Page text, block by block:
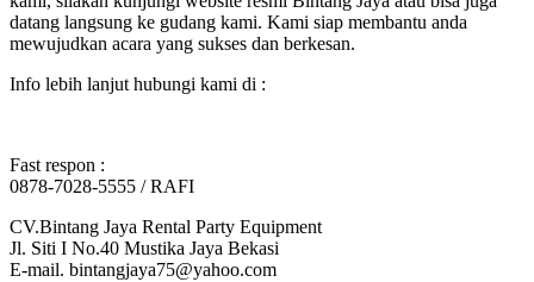
datang langsung ke gudang kami. Kami siap membantu anda
mewujudkan acara yang sukses dan berkesan.
Info lebih lanjut hubungi kami di :
Fast respon :
0878-7028-5555 / RAFI
CV.Bintang Jaya Rental Party Equipment
Jl. Siti I No.40 Mustika Jaya Bekasi
E-mail. bintangjaya75@yahoo.com